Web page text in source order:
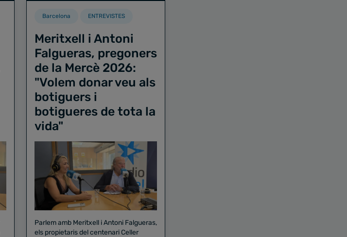
Barcelona ENTREVISTES
Meritxell i Antoni
Falgueras, pregoners
de la Mercè 2026:
"Volem donar veu als
botiguers i
botigueres de tota la
vida"
Parlem amb Meritxell i Antoni Falgueras,
els propietaris del centenari Celler